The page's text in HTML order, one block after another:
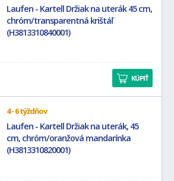
Laufen - Kartell Držiak na uterák 45 cm,
chróm/transparentná krištáľ
(H3813310840001)
KÚPIŤ
4 - 6 týždňov
Laufen - Kartell Držiak na uterák, 45
cm, chróm/oranžová mandarínka
(H3813310820001)